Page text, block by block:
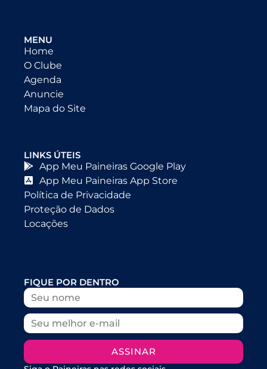
MENU
Home
O Clube
Agenda
Anuncie
Mapa do Site
LINKS ÚTEIS
App Meu Paineiras Google Play
App Meu Paineiras App Store
Política de Privacidade
Proteção de Dados
Locações
FIQUE POR DENTRO
ASSINAR